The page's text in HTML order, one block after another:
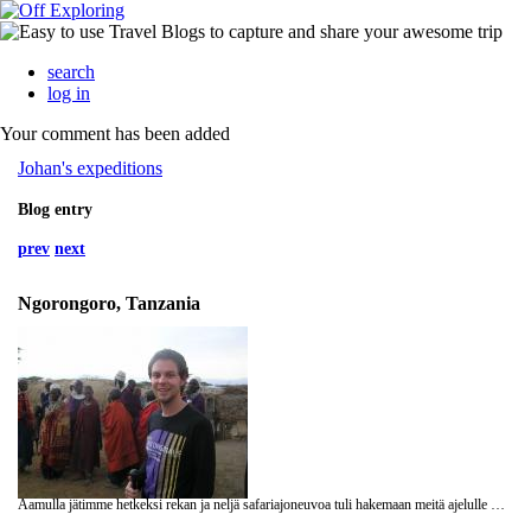
search
log in
Your comment has been added
Johan's expeditions
Blog entry
prev next
Ngorongoro, Tanzania
Aamulla jätimme hetkeksi rekan ja neljä safariajoneuvoa tuli hakemaan meitä ajelulle Ngorongoron kraateriin. Ngorongoron alueen maa on punaista ja pölyistä, ja ajaessamme ikkunat auki (totta kai) myös vaatteet, kasvot ja hiukset olivat pian punaiset.